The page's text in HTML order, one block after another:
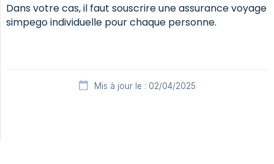
Dans votre cas, il faut souscrire une assurance voyage
simpego individuelle pour chaque personne.
Mis à jour le : 02/04/2025